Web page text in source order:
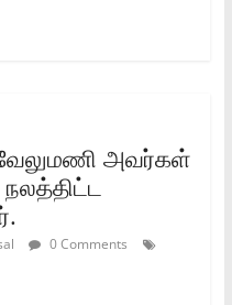
அவர்கள்‌
0 Comments